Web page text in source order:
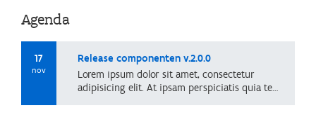
Agenda
17
nov
Release componenten v.2.0.0
Lorem ipsum dolor sit amet, consectetur
adipisicing elit. At ipsam perspiciatis quia tempore veritatis?